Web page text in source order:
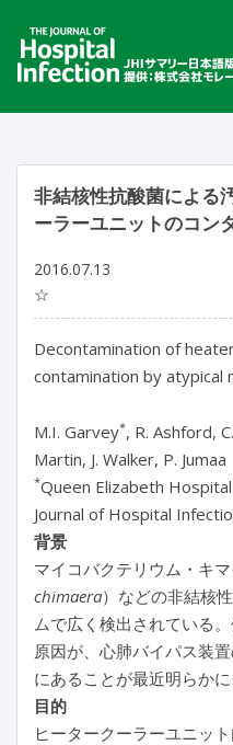
非結核性抗酸菌による
ーラーユニットのコ
2016.07.13
☆
Decontamination of
contamination by atypical
M.I. Garvey*, R. Ashford,
Martin, J. Walker, P. Jumaa
*Queen Elizabeth
Journal of Hospital
背景
マイコバクテリウム・キ
chimaera）などの非結核
ムで広く検出されている
原因が、心肺バイパス装
にあることが最近明らかに
目的
ヒータークーラーユニッ